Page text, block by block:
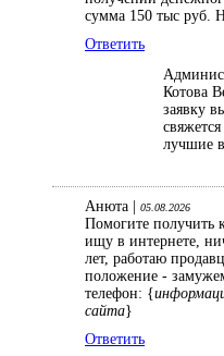
сумма 150 тыс руб.
Ответить
Котова
заявку
лучшие
Анюта | 05.08.2026
Помогите получить
ищу в интернете,
лет, работаю
положение -
телефон: {
сайта}
Ответить